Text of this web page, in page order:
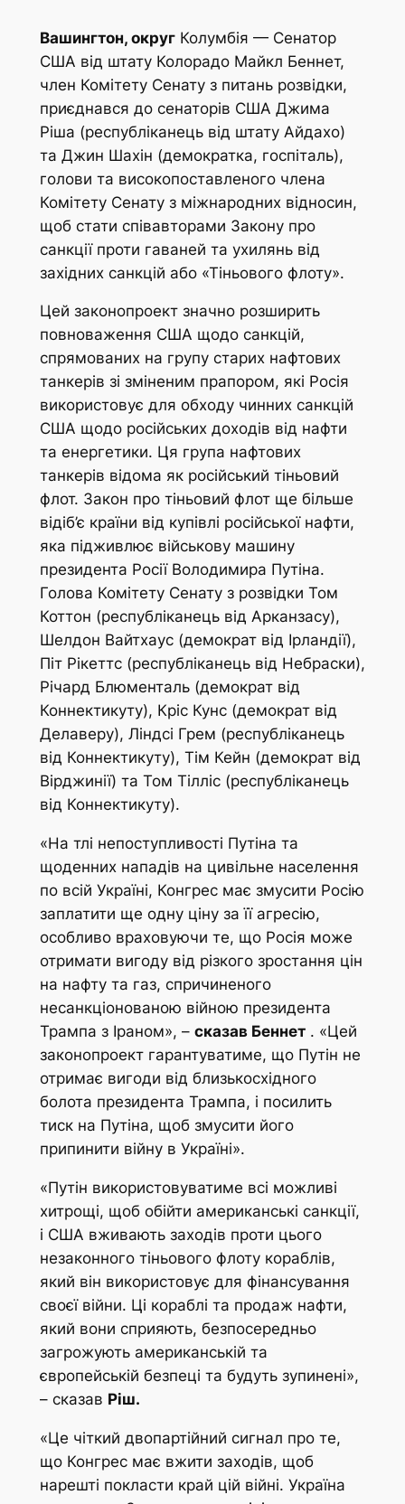
Вашингтон, округКолумбія — Сенатор
США від штату Колорадо Майкл Беннет,
член Комітету Сенату з питань розвідки,
приєднався до сенаторів США Джима
Ріша (республіканець від штату Айдахо)
та Джин Шахін (демократка, госпіталь),
голови та високопоставленого члена
Комітету Сенату з міжнародних відносин,
щоб стати співавторами Закону про
санкції проти гаваней та ухилянь від
західних санкцій або «Тіньового флоту».
Цей законопроект значно розширить
повноваження США щодо санкцій,
спрямованих на групу старих нафтових
танкерів зі зміненим прапором, які Росія
використовує для обходу чинних санкцій
США щодо російських доходів від нафти
та енергетики. Ця група нафтових
танкерів відома як російський тіньовий
флот. Закон про тіньовий флот ще більше
відіб’є країни від купівлі російської нафти,
яка підживлює військову машину
президента Росії Володимира Путіна.
Голова Комітету Сенату з розвідки Том
Коттон (республіканець від Арканзасу),
Шелдон Вайтхаус (демократ від Ірландії),
Піт Рікеттс (республіканець від Небраски),
Річард Блюменталь (демократ від
Коннектикуту), Кріс Кунс (демократ від
Делаверу), Ліндсі Грем (республіканець
від Коннектикуту), Тім Кейн (демократ від
Вірджинії) та Том Тілліс (республіканець
від Коннектикуту).
«На тлі непоступливості Путіна та
щоденних нападів на цивільне населення
по всій Україні, Конгрес має змусити Росію
заплатити ще одну ціну за її агресію,
особливо враховуючи те, що Росія може
отримати вигоду від різкого зростання цін
на нафту та газ, спричиненого
несанкціонованою війною президента
Трампа з Іраном», – сказав Беннет. «Цей
законопроект гарантуватиме, що Путін не
отримає вигоди від близькосхідного
болота президента Трампа, і посилить
тиск на Путіна, щоб змусити його
припинити війну в Україні».
«Путін використовуватиме всі можливі
хитрощі, щоб обійти американські санкції,
і США вживають заходів проти цього
незаконного тіньового флоту кораблів,
який він використовує для фінансування
своєї війни. Ці кораблі та продаж нафти,
який вони сприяють, безпосередньо
загрожують американській та
європейській безпеці та будуть зупинені»,
– сказав Ріш.
«Це чіткий двопартійний сигнал про те,
що Конгрес має вжити заходів, щоб
нарешті покласти край цій війні. Україна